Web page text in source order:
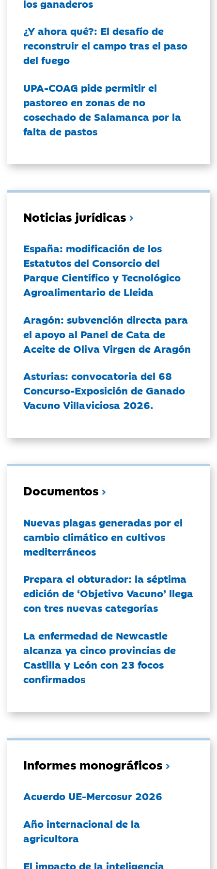
los ganaderos
¿Y ahora qué?: El desafío de
reconstruir el campo tras el paso
del fuego
UPA-COAG pide permitir el
pastoreo en zonas de no
cosechado de Salamanca por la
falta de pastos
Noticias jurídicas
España: modificación de los
Estatutos del Consorcio del
Parque Científico y Tecnológico
Agroalimentario de Lleida
Aragón: subvención directa para
el apoyo al Panel de Cata de
Aceite de Oliva Virgen de Aragón
Asturias: convocatoria del 68
Concurso-Exposición de Ganado
Vacuno Villaviciosa 2026.
Documentos
Nuevas plagas generadas por el
cambio climático en cultivos
mediterráneos
Prepara el obturador: la séptima
edición de ‘Objetivo Vacuno’ llega
con tres nuevas categorías
La enfermedad de Newcastle
alcanza ya cinco provincias de
Castilla y León con 23 focos
confirmados
Informes monográficos
Acuerdo UE-Mercosur 2026
Año internacional de la
agricultora
El impacto de la inteligencia